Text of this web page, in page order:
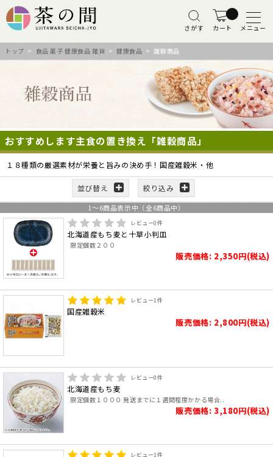
さがす カート メニュー
トップ > 食品 菓子 健康食品 雑貨 >健康食品 > 雑穀商品
おすすめします主食の置き換え「雑穀商品」
１８種類の厳選素材が栄養と旨みの決め手！国産雑穀米・他
並び替え 絞り込み
1 ～6商品表示中（全6商品中）
レビュー0件
北海道産もち麦と十草小判皿
限定個数２００
販売価格: 2,350円(税込)
レビュー1件
国産雑穀米
販売価格: 2,800円(税込)
レビュー0件
北海道産もち麦
限定個数１０００ 発送までに１週間程度かかる場合..
販売価格: 3,180円(税込)
レビュー1件